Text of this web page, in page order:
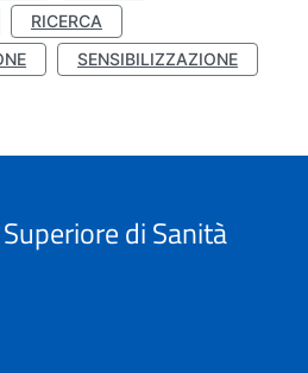
RICERCA
SENSIBILIZZAZIONE
di Sanità